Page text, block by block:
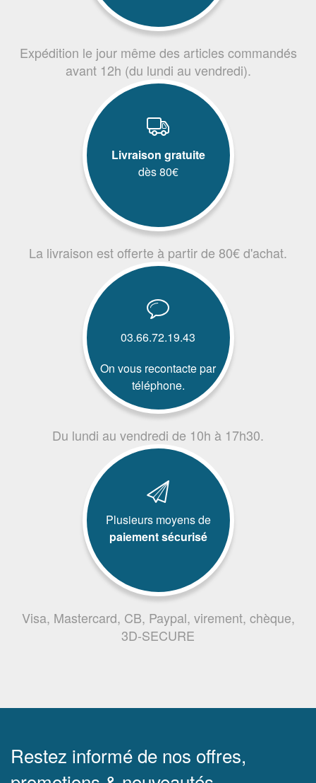
Expédition le jour même des articles commandés
avant 12h (du lundi au vendredi).
Livraison gratuite
dès 80€
La livraison est offerte à partir de 80€ d'achat.
03.66.72.19.43
On vous recontacte par
téléphone.
Du lundi au vendredi de 10h à 17h30.
Plusieurs moyens de
paiement sécurisé
Visa, Mastercard, CB, Paypal, virement, chèque,
3D-SECURE
Restez informé de nos offres,